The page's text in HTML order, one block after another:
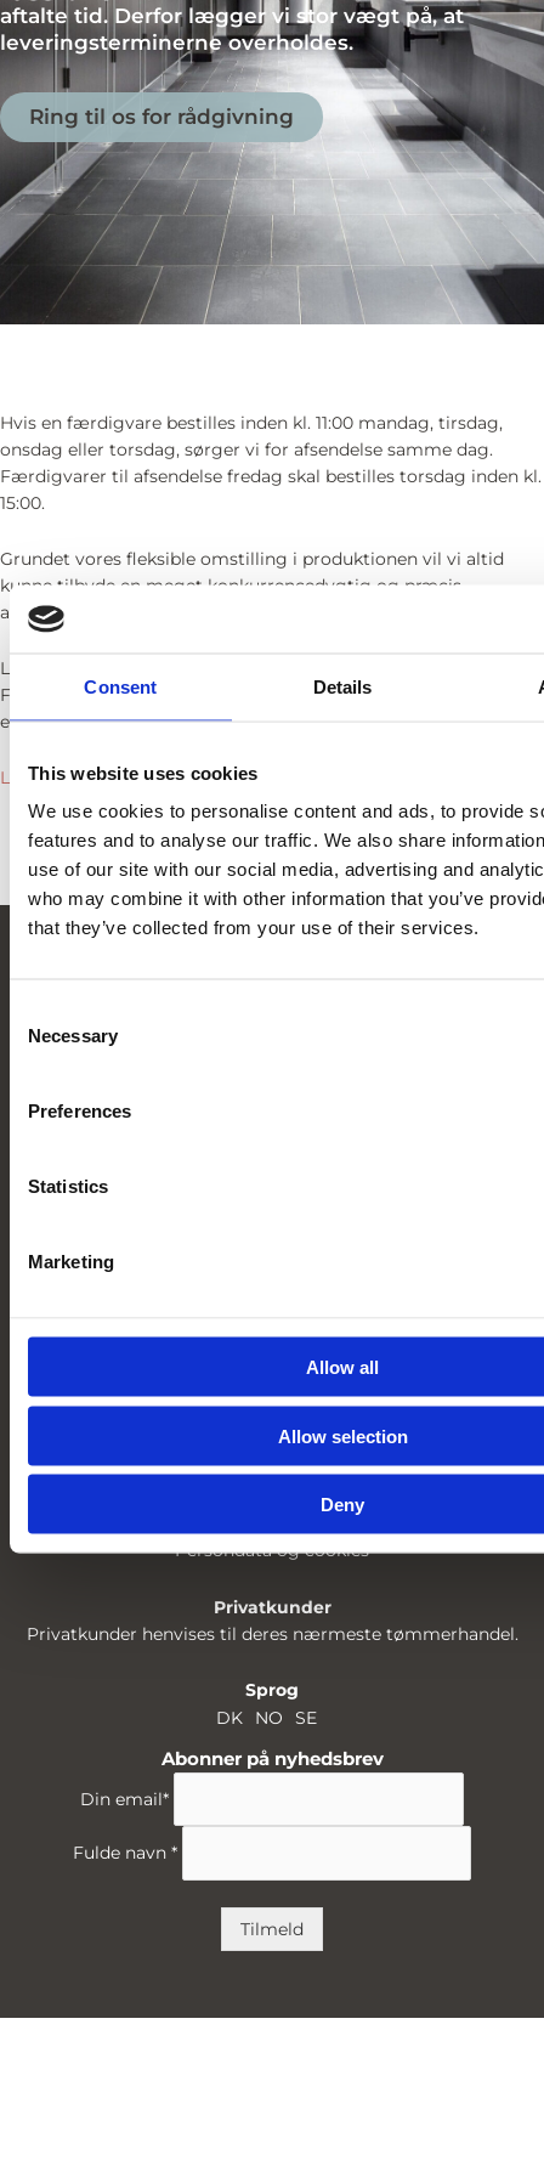
Consent Details
This website uses cookies
We use cookies to personalise content and ads, to provide
features and to analyse our traffic. We also share
use of our site with our social media, advertising and
who may combine it with other information that you’ve
that they’ve collected from your use of their services.
Selection
Necessary
Preferences
Statistics
Marketing
Allow all
Allow selection
Deny
aftalte tid. Derfor lægger vi stor vægt på, at
leveringsterminerne overholdes.
Ring til os for rådgivning
Hvis en færdigvare bestilles inden kl. 11:00 mandag, tirsdag,
onsdag eller torsdag, sørger vi for afsendelse samme dag.
Færdigvarer til afsendelse fredag skal bestilles torsdag inden kl.
15:00.
Grundet vores fleksible omstilling i produktionen vil vi altid
kunne tilbyde en meget konkurrencedygtig og præcis
afsendelsesdato på en produktionsordre.
Lamipro leverer som udgangspunkt altid med Danske
Fragtmænd, hvilket gerne skal garantere levering hverdagen
efter afsendelse fra Randers.
Læs vores salgs- og leveringsbetingelser
Om Lamipro
Salgs- og leveringsbetingelser
Persondata og cookies
Privatkunder
Privatkunder henvises til deres nærmeste tømmerhandel.
Sprog
DK NO SE
Abonner på nyhedsbrev
Din email*
Fulde navn *